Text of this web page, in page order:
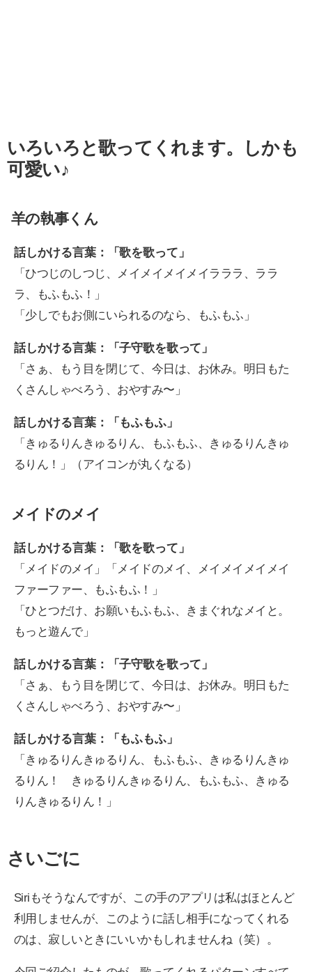
いろいろと歌ってくれます。しかも
可愛い♪
羊の執事くん
話しかける言葉：「歌を歌って」
「ひつじのしつじ、メイメイメイメイラララ、ララ
ラ、もふもふ！」
「少しでもお側にいられるのなら、もふもふ」
話しかける言葉：「子守歌を歌って」
「さぁ、もう目を閉じて、今日は、お休み。明日もた
くさんしゃべろう、おやすみ〜」
話しかける言葉：「もふもふ」
「きゅるりんきゅるりん、もふもふ、きゅるりんきゅ
るりん！」（アイコンが丸くなる）
メイドのメイ
話しかける言葉：「歌を歌って」
「メイドのメイ」「メイドのメイ、メイメイメイメイ
ファーファー、もふもふ！」
「ひとつだけ、お願いもふもふ、きまぐれなメイと。
もっと遊んで」
話しかける言葉：「子守歌を歌って」
「さぁ、もう目を閉じて、今日は、お休み。明日もた
くさんしゃべろう、おやすみ〜」
話しかける言葉：「もふもふ」
「きゅるりんきゅるりん、もふもふ、きゅるりんきゅ
るりん！ きゅるりんきゅるりん、もふもふ、きゅる
りんきゅるりん！」
さいごに
Siriもそうなんですが、この手のアプリは私はほとんど
利用しませんが、このように話し相手になってくれる
のは、寂しいときにいいかもしれませんね（笑）。